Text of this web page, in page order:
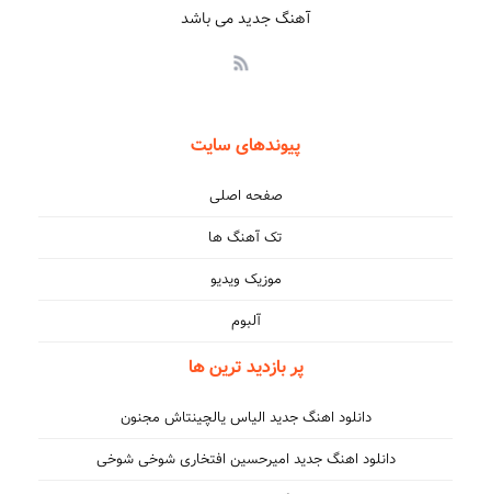
آهنگ جدید می باشد
پیوندهای سایت
صفحه اصلی
تک آهنگ ها
موزیک ویدیو
آلبوم
پر بازدید ترین ها
دانلود اهنگ جدید الیاس یالچینتاش مجنون
دانلود اهنگ جدید امیرحسین افتخاری شوخی شوخی